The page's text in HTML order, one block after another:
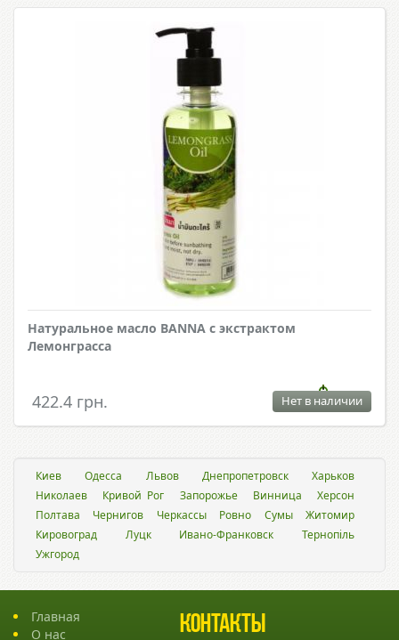
Натуральное масло BANNA с экстрактом
Лемонграсса
422.4 грн. Нет в наличии
Киев Одесса Львов Днепропетровск
Харьков
Николаев
Кривой Рог Запорожье Винница
Херсон
Полтава
Чернигов Черкассы Ровно Сумы
Житомир
Кировоград
Луцк Ивано-Франковск
Тернопіль
Ужгород
Главная
О нас
Контакты